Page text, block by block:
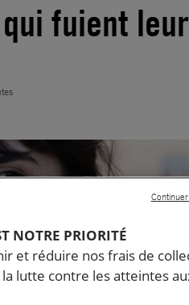
fuient leur
NOTRE PRIORITÉ
et réduire nos frais de
lutte contre les atteintes